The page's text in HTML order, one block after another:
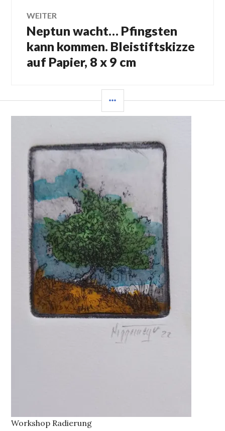
WEITER
Nächster
Beitrag:
Neptun wacht… Pfingsten
kann kommen. Bleistiftskizze
auf Papier, 8 x 9 cm
Workshop Radierung